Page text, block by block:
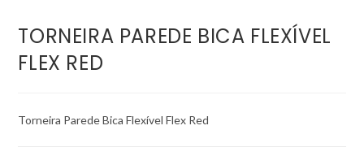
TORNEIRA PAREDE BICA FLEXÍVEL
FLEX RED
Torneira Parede Bica Flexível Flex Red